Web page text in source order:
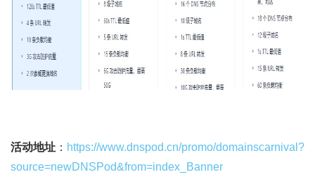
活动地址 ： https://www.dnspod.cn/promo/domainscarnival?
source=newDNSPod&from=index_Banner